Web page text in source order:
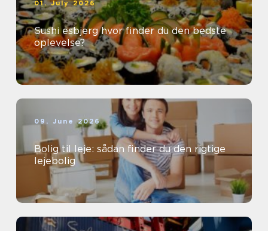
01. July 2026
Sushi esbjerg hvor finder du den bedste
oplevelse?
09. June 2026
Bolig til leje: sådan finder du den rigtige
lejebolig